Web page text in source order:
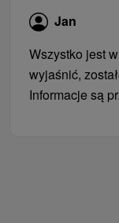
Jan
Wszystko jest
wyjaśnić,
Informacje są